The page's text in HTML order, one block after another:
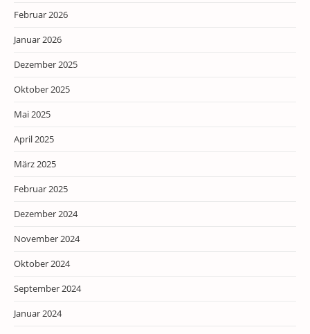
Februar 2026
Januar 2026
Dezember 2025
Oktober 2025
Mai 2025
April 2025
März 2025
Februar 2025
Dezember 2024
November 2024
Oktober 2024
September 2024
Januar 2024